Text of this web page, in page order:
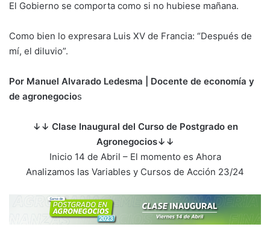
El Gobierno se comporta como si no hubiese mañana.
Como bien lo expresara Luis XV de Francia: “Después de
mí, el diluvio”.
Por Manuel Alvarado Ledesma
Docente de economía y
de agronegocios
↓↓ Clase Inaugural del Curso de Postgrado en
Agronegocios↓↓
Inicio 14 de Abril – El momento es Ahora
Analizamos las Variables y Cursos de Acción 23/24